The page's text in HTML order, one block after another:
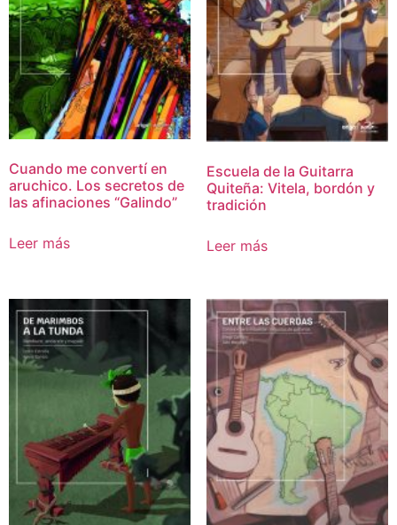
Cuando me convertí en
aruchico. Los secretos de
las afinaciones “Galindo”
Leer más
Escuela de la Guitarra
Quiteña: Vitela, bordón y
tradición
Leer más